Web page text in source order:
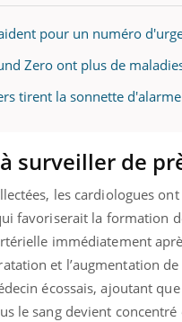
pour un numéro
Zero ont plus de
tirent la sonnette d'alarme
surveiller de
les cardiologues
favoriserait la formation
immédiatement
et l’augmentation
écossais, ajoutant
le sang devient